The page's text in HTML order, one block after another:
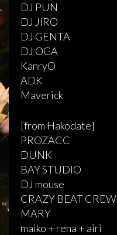
DJ PUN
DJ JIRO
DJ GENTA
DJ OGA
KanryO
ADK
Maverick
[from Hakodate]
PROZACC
DUNK
BAY STUDIO
DJ mouse
CRAZY BEAT CREW
MARY
maiko + rena + airi